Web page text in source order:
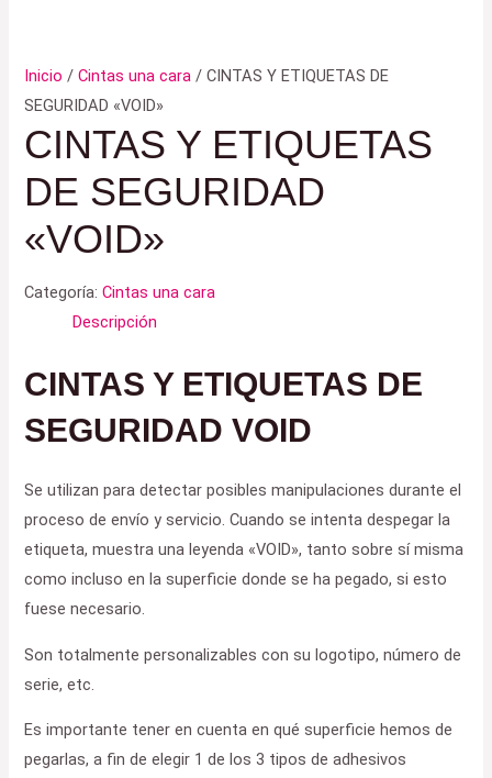
Inicio /Cintas una cara / CINTAS Y ETIQUETAS DE
SEGURIDAD «VOID»
CINTAS Y ETIQUETAS
DE SEGURIDAD
«VOID»
Categoría:Cintas una cara
Descripción
CINTAS Y ETIQUETAS DE
SEGURIDAD VOID
Se utilizan para detectar posibles manipulaciones durante el
proceso de envío y servicio. Cuando se intenta despegar la
etiqueta, muestra una leyenda «VOID», tanto sobre sí misma
como incluso en la superficie donde se ha pegado, si esto
fuese necesario.
Son totalmente personalizables con su logotipo, número de
serie, etc.
Es importante tener en cuenta en qué superficie hemos de
pegarlas, a fin de elegir 1 de los 3 tipos de adhesivos